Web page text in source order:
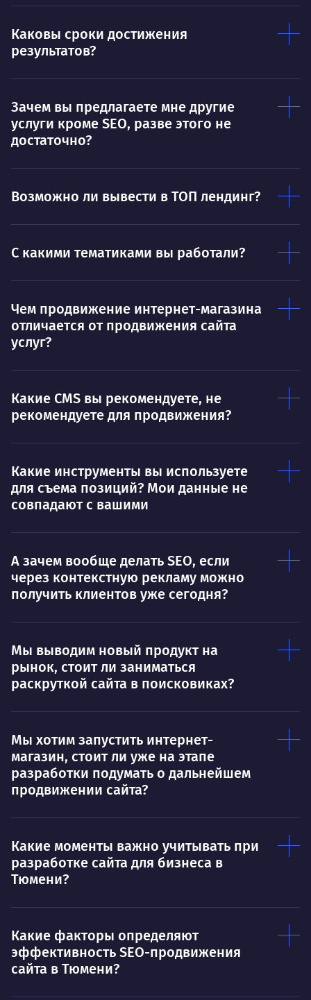
сказано.
О
Каковы сроки достижения
результатов?
Зачем вы предлагаете мне другие
услуги кроме SEO, разве этого не
достаточно?
Возможно ли вывести в ТОП лендинг?
С какими тематиками вы работали?
Чем продвижение интернет-магазина
отличается от продвижения сайта
услуг?
Какие CMS вы рекомендуете, не
рекомендуете для продвижения?
Какие инструменты вы используете
для съема позиций? Мои данные не
совпадают с вашими
А зачем вообще делать SEO, если
через контекстную рекламу можно
получить клиентов уже сегодня?
Мы выводим новый продукт на
рынок, стоит ли заниматься
раскруткой сайта в поисковиках?
Мы хотим запустить интернет-
магазин, стоит ли уже на этапе
разработки подумать о дальнейшем
продвижении сайта?
Какие моменты важно учитывать при
разработке сайта для бизнеса в
Тюмени?
Какие факторы определяют
эффективность SEO-продвижения
сайта в Тюмени?